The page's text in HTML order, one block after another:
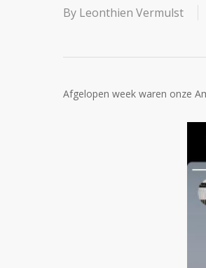
By Leonthien Vermulst
Afgelopen week waren onze